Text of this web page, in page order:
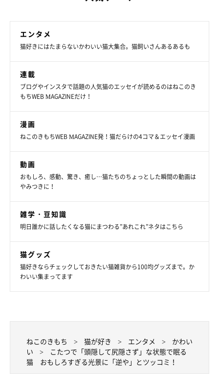
エンタメ
猫好きにはたまらないかわいい猫大集合。猫飼いさんあるあるも
連載
ブログやインスタで話題の人気猫のエッセイが読めるのはねこのき
もちWEB MAGAZINEだけ！
漫画
ねこのきもちWEB MAGAZINE発！猫だらけの4コマ＆エッセイ漫画
動画
おもしろ、感動、驚き、癒し…猫たちのちょっとした瞬間の動画は
やみつきに！
雑学・豆知識
明日誰かに話したくなる猫にまつわる”あれこれ”ネタはこちら
猫グッズ
猫好きならチェックしておきたい猫雑貨から100均グッズまで。か
わいい集まってます
ねこのきもち 猫が好き エンタメ
かわい
い
こたつで「頭隠して尻隠さず」な状態で眠る
猫 おもしろすぎる光景に「逆や」とツッコミ！